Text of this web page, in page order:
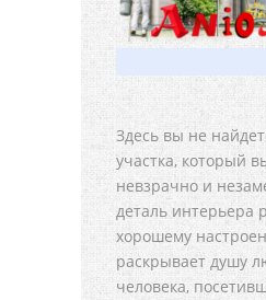
Здесь вы не
участка, который
невзрачно и
деталь интерьера
хорошему
раскрывает душу
человека,